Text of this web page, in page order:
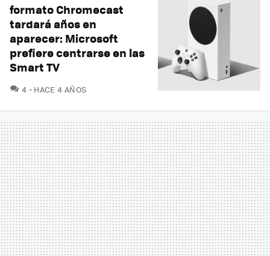
formato Chromecast
tardará años en
aparecer: Microsoft
prefiere centrarse en las
Smart TV
4 COMENTARIOS
HACE 4 AÑOS